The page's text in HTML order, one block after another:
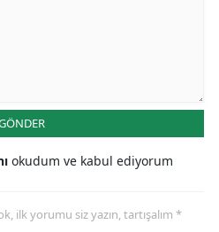
Tokat
Şanlıurfa
okudum ve kabul ediyorum
ilk yorumu siz yazın, tartışalım *